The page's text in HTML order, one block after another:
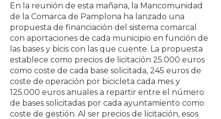
En la reunión de esta mañana, la Mancomunidad
de la Comarca de Pamplona ha lanzado una
propuesta de financiación del sistema comarcal
con aportaciones de cada municipio en función de
las bases y bicis con las que cuente. La propuesta
establece como precios de licitación 25.000 euros
como coste de cada base solicitada, 245 euros de
coste de operación por bicicleta cada mes y
125.000 euros anuales a repartir entre el número
de bases solicitadas por cada ayuntamiento como
coste de gestión. Al ser precios de licitación, esos